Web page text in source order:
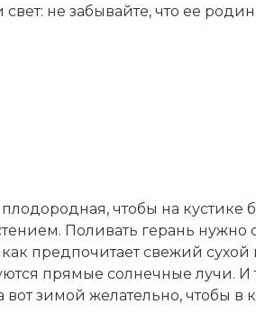
не забывайте, что ее
чтобы на
Поливать герань
предпочитает свежий сухой
прямые солнечные лучи.
зимой желательно, чтобы в